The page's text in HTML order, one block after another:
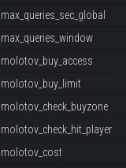
max_queries_sec_global
max_queries_window
molotov_buy_access
molotov_buy_limit
molotov_check_buyzone
molotov_check_hit_player
molotov_cost